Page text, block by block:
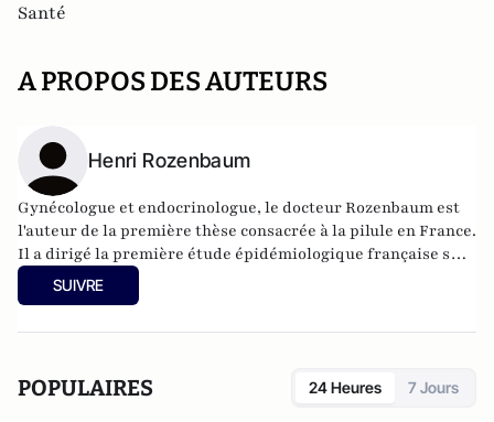
Santé
A PROPOS DES AUTEURS
Henri Rozenbaum
Gynécologue et endocrinologue, le docteur Rozenbaum est
l'auteur de la première thèse consacrée à la pilule en France.
Il a dirigé la première étude épidémiologique française sur
le risque vasculaire sous pilule. il est aussi président de
l'Association française pour l'étude de la ménopause
SUIVRE
POPULAIRES 24 Heures 7 Jours